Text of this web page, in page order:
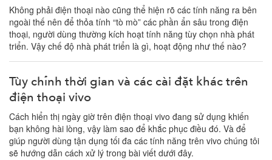
Không phải điện thoại nào cũng thể hiện rõ các tính năng ra bên
ngoài thế nên để thỏa tính “tò mò” các phần ẩn sâu trong điện
thoại, người dùng thường kích hoạt tính năng tùy chọn nhà phát
triển. Vậy chế độ nhà phát triển là gì, hoạt động như thế nào?
Tùy chỉnh thời gian và các cài đặt khác trên
điện thoại vivo
Cách hiển thị ngày giờ trên điện thoại vivo đang sử dụng khiến
bạn không hài lòng, vậy làm sao để khắc phục điều đó. Và để
giúp người dùng tận dụng tối đa các tính năng trên vivo chúng tôi
sẽ hướng dẫn cách xử lý trong bài viết dưới đây.